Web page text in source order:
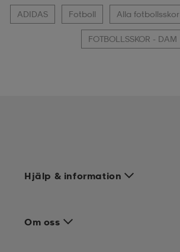
ADIDAS Fotboll Alla fotbollsskor
FOTBOLLSSKOR - DAM
Hjälp & information
Om oss